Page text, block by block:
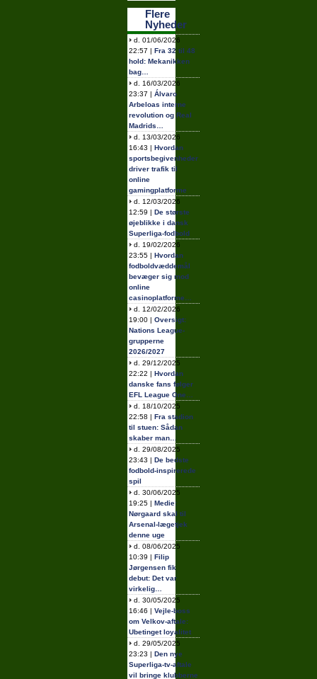
Flere
Nyheder
d. 01/06/2026
22:57 | Fra 32 til 48
hold: Mekanikken
bag…
d. 16/03/2026
23:37 | Álvaro
Arbeloas interne
revolution og Real
Madrids…
d. 13/03/2026
16:43 | Hvordan
sportsbegivenheder
driver trafik til
online
gamingplatforme
d. 12/03/2026
12:59 | De største
øjeblikke i dansk
Superliga-fodbold
d. 19/02/2026
23:55 | Hvordan
fodboldvæddemål
bevæger sig mod
online
casinoplatforme…
d. 12/02/2026
19:00 | Oversigt:
Nations League-
grupperne
2026/2027
d. 29/12/2025
22:22 | Hvordan
danske fans følger
EFL League One…
d. 18/10/2025
22:58 | Fra stadion
til stuen: Sådan
skaber man…
d. 29/08/2025
23:43 | De bedste
fodbold-inspirerede
spil
d. 30/06/2025
19:25 | Medie:
Nørgaard skal til
Arsenal-lægetjek
denne uge
d. 08/06/2025
10:39 | Filip
Jørgensen fik
debut: Det var
virkelig…
d. 30/05/2025
16:46 | Vejle-boss
om Velkov-aftale:
Ubetinget loyalitet
d. 29/05/2025
23:23 | Den nye
Superliga-tv-aftale
vil bringe klubberne